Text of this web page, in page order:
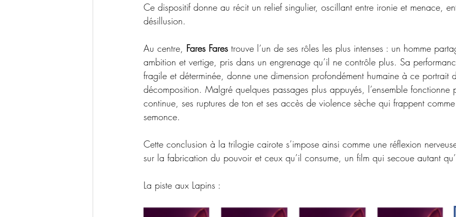
Ce dispositif donne au récit un relief singulier, oscillant entre ironie et menace,
désillusion.
Au centre, Fares Fares trouve l’un de ses rôles les plus intenses : un homme
ambition et vertige, pris dans un engrenage qu’il ne contrôle plus. Sa
fragile et déterminée, donne une dimension profondément humaine à ce portrait
décomposition. Malgré quelques passages plus appuyés, l’ensemble fonctionne
continue, ses ruptures de ton et ses accès de violence sèche qui frappent
semonce.
Cette conclusion à la trilogie cairote s’impose ainsi comme une réflexion
sur la fabrication du pouvoir et ceux qu’il consume, un film qui secoue autant
La piste aux Lapins :